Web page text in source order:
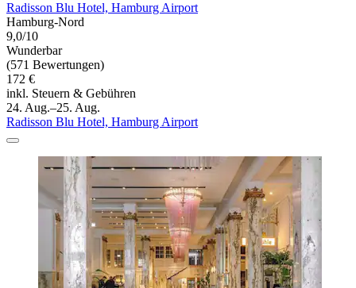
Radisson Blu Hotel, Hamburg Airport
Hamburg-Nord
9,0/10
Wunderbar
(571 Bewertungen)
172 €
inkl. Steuern & Gebühren
24. Aug.–25. Aug.
Radisson Blu Hotel, Hamburg Airport